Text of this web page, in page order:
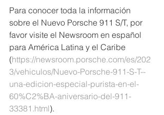
Para conocer toda la información
sobre el Nuevo Porsche 911 S/T, por
favor visite el Newsroom en español
para América Latina y el Caribe
(https://newsroom.porsche.com/es/202
3/vehiculos/Nuevo-Porsche-911-S-T--
una-edicion-especial-purista-en-el-
60%C2%BA-aniversario-del-911-
33381.html).